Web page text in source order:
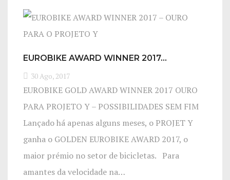
EUROBIKE AWARD WINNER 2017…
30 Ago, 2017
EUROBIKE GOLD AWARD WINNER 2017 OURO
PARA PROJETO Y – POSSIBILIDADES SEM FIM
Lançado há apenas alguns meses, o PROJET Y
ganha o GOLDEN EUROBIKE AWARD 2017, o
maior prémio no setor de bicicletas. Para
amantes da velocidade na…